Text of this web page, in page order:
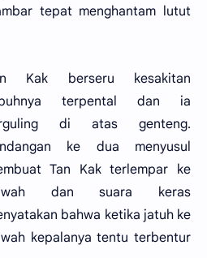
tepat menghantam lutut
Kak berseru kesakitan
terpental dan ia
di atas genteng.
ke dua menyusul
Tan Kak terlempar ke
dan suara keras
bahwa ketika jatuh ke
kepalanya tentu terbentur